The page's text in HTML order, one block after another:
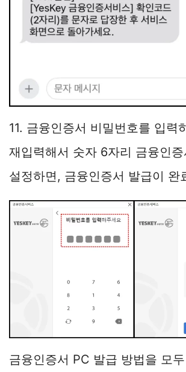
11. 금융인증서 비밀번호를 입력
재입력해서 숫자 6자리 금융인
설정하면, 금융인증서 발급이 완
금융인증서 PC 발급 방법을 모